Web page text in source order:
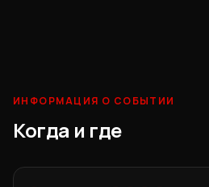
ИНФОРМАЦИЯ О СОБЫТИИ
Когда и где